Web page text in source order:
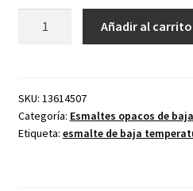
5895
sin
Pb
Añadir al carrito
SKU: 13614507
Categoría: Esmaltes opacos de
Etiqueta: esmalte de baja